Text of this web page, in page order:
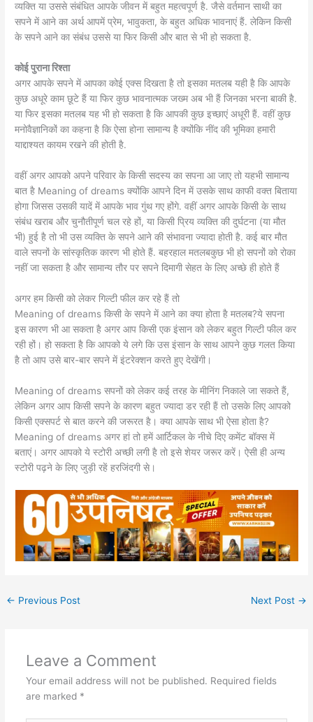
व्यक्ति या उससे संबंधित आपके जीवन में बहुत महत्वपूर्ण है. जैसे वर्तमान साथी का
सपने में आने का अर्थ आपमें प्रेम, भावुकता, के बहुत अधिक भावनाएं हैं. लेकिन किसी
के सपने आने का संबंध उससे या फिर किसी और बात से भी हो सकता है.
कोई पुराना रिश्ता
अगर आपके सपने में आपका कोई एक्स दिखता है तो इसका मतलब यही है कि आपके
कुछ अधूरे काम छूटे हैं या फिर कुछ भावनात्मक जख्म अब भी हैं जिनका भरना बाकी है.
या फिर इसका मतलब यह भी हो सकता है कि आपकी कुछ इच्छाएं अधूरी हैं. वहीं कुछ
मनोवैज्ञानिकों का कहना है कि ऐसा होना सामान्य है क्योंकि नींद की भूमिका हमारी
याद्दाश्यत कायम रखने की होती है.
वहीं अगर आपको अपने परिवार के किसी सदस्य का सपना आ जाए तो यहभी सामान्य
बात है Meaning of dreams क्योंकि आपने दिन में उसके साथ काफी वक्त बिताया
होगा जिसस उसकी यादें में आपके भाव गुंथ गए होंगे. वहीं अगर आपके किसी के साथ
संबंध खराब और चुनौतीपूर्ण चल रहे हों, या किसी प्रिय व्यक्ति की दुर्घटना (या मौत
भी) हुई है तो भी उस व्यक्ति के सपने आने की संभावना ज्यादा होती है. कई बार मौत
वाले सपनों के सांस्कृतिक कारण भी होते हैं. बहरहाल मतलबकुछ भी हो सपनों को रोका
नहीं जा सकता है और सामान्य तौर पर सपने दिमागी सेहत के लिए अच्छे ही होते हैं
अगर हम किसी को लेकर गिल्टी फील कर रहे हैं तो
Meaning of dreams किसी के सपने में आने का क्या होता है मतलब?ये सपना
इस कारण भी आ सकता है अगर आप किसी एक इंसान को लेकर बहुत गिल्टी फील कर
रही हों। हो सकता है कि आपको ये लगे कि उस इंसान के साथ आपने कुछ गलत किया
है तो आप उसे बार-बार सपने में इंटरेक्शन करते हुए देखेंगी।
Meaning of dreams सपनों को लेकर कई तरह के मीनिंग निकाले जा सकते हैं,
लेकिन अगर आप किसी सपने के कारण बहुत ज्यादा डर रही हैं तो उसके लिए आपको
किसी एक्सपर्ट से बात करने की जरूरत है। क्या आपके साथ भी ऐसा होता है?
Meaning of dreams अगर हां तो हमें आर्टिकल के नीचे दिए कमेंट बॉक्स में
बताएं। अगर आपको ये स्टोरी अच्छी लगी है तो इसे शेयर जरूर करें। ऐसी ही अन्य
स्टोरी पढ़ने के लिए जुड़ी रहें हरजिंदगी से।
← Previous Post Next Post →
Leave a Comment
Your email address will not be published. Required fields
are marked *